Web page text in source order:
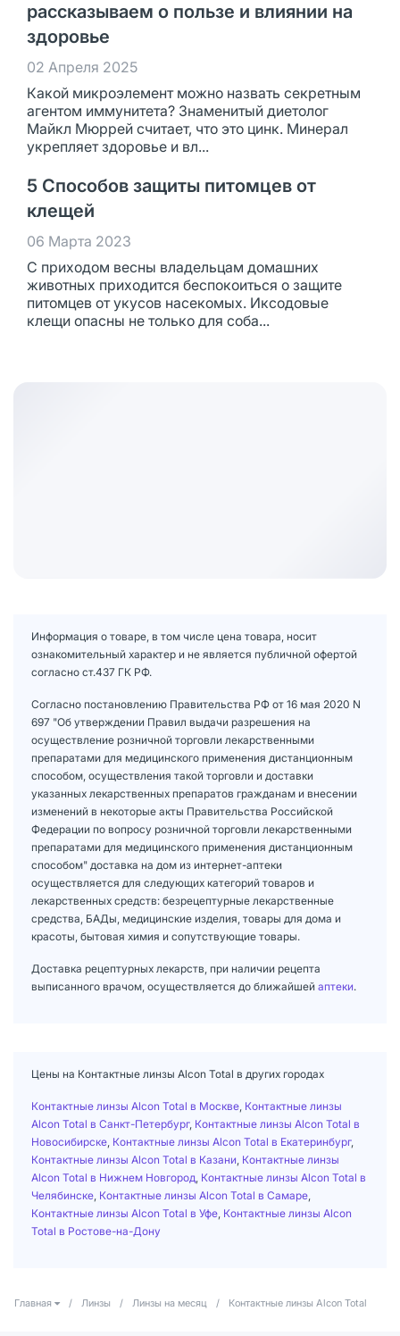
рассказываем о пользе и влиянии на
здоровье
02 Апреля 2025
Какой микроэлемент можно назвать секретным
агентом иммунитета? Знаменитый диетолог
Майкл Мюррей считает, что это цинк. Минерал
укрепляет здоровье и вл...
5 Способов защиты питомцев от
клещей
06 Марта 2023
С приходом весны владельцам домашних
животных приходится беспокоиться о защите
питомцев от укусов насекомых. Иксодовые
клещи опасны не только для соба...
Информация о товаре, в том числе цена товара, носит
ознакомительный характер и не является публичной офертой
согласно ст.437 ГК РФ.
Согласно постановлению Правительства РФ от 16 мая 2020 N
697 "Об утверждении Правил выдачи разрешения на
осуществление розничной торговли лекарственными
препаратами для медицинского применения дистанционным
способом, осуществления такой торговли и доставки
указанных лекарственных препаратов гражданам и внесении
изменений в некоторые акты Правительства Российской
Федерации по вопросу розничной торговли лекарственными
препаратами для медицинского применения дистанционным
способом" доставка на дом из интернет-аптеки
осуществляется для следующих категорий товаров и
лекарственных средств: безрецептурные лекарственные
средства, БАДы, медицинские изделия, товары для дома и
красоты, бытовая химия и сопутствующие товары.
Доставка рецептурных лекарств, при наличии рецепта
выписанного врачом, осуществляется до ближайшей аптеки.
Цены на Контактные линзы Alcon Total в других городах
Контактные линзы Alcon Total в Москве Контактные линзы
Alcon Total в Санкт-Петербург, Контактные линзы Alcon Total в
Новосибирске Контактные линзы Alcon Total в Екатеринбург,
Контактные линзы Alcon Total в Казани Контактные линзы
Alcon Total в Нижнем Новгород Контактные линзы Alcon Total в
Челябинске Контактные линзы Alcon Total в Самаре
Контактные линзы Alcon Total в Уфе Контактные линзы Alcon
Total в Ростове-на-Дону
Главная / Линзы / Линзы на месяц / Контактные линзы Alcon Total